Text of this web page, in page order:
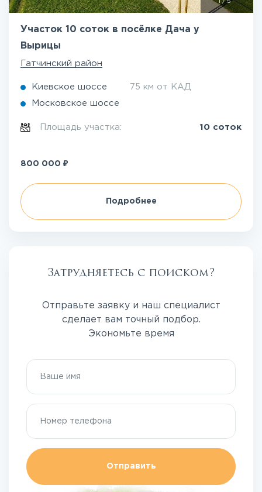
/5
Участок 10 соток в посёлке Дача у
Вырицы
Гатчинский район
Киевское шоссе 75 км от КАД
Московское шоссе
Площадь участка: 10 соток
800 000 ₽
Подробнее
Затрудняетесь с поиском?
Отправьте заявку и наш специалист
сделает вам точный подбор.
Экономьте время
Отправить